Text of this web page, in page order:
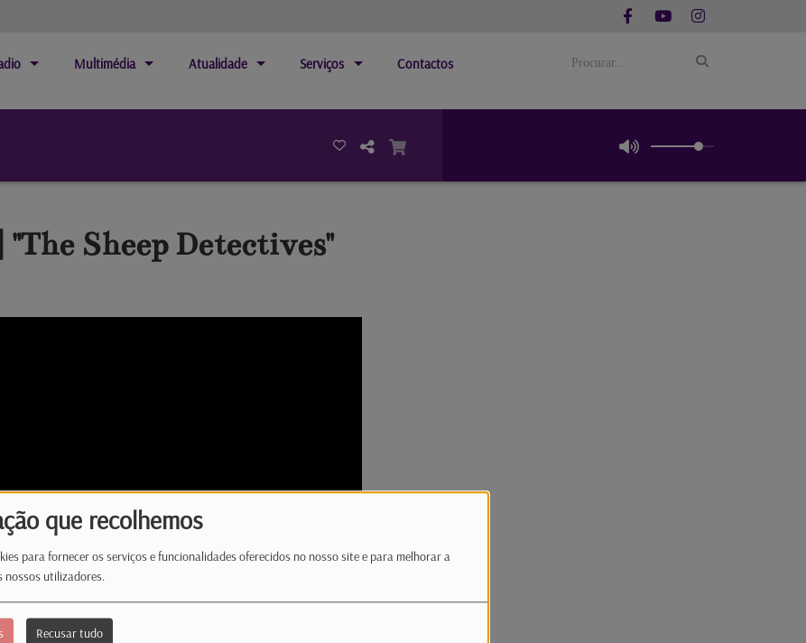
que recolhemos
para fornecer os serviços e funcionalidades oferecidos no nosso site e para melhorar a
nossos utilizadores.
Recusar tudo
Multimédia Atualidade Serviços Contactos
Sheep Detectives"